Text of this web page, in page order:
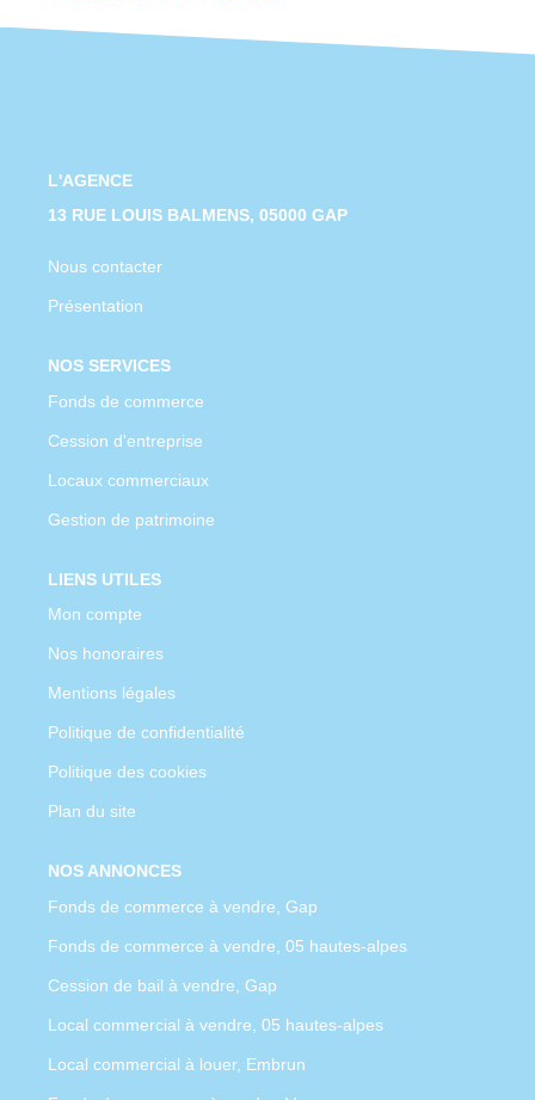
L'AGENCE
13 RUE LOUIS BALMENS, 05000 GAP
Nous contacter
Présentation
NOS SERVICES
Fonds de commerce
Cession d'entreprise
Locaux commerciaux
Gestion de patrimoine
LIENS UTILES
Mon compte
Nos honoraires
Mentions légales
Politique de confidentialité
Politique des cookies
Plan du site
NOS ANNONCES
Fonds de commerce à vendre, Gap
Fonds de commerce à vendre, 05 hautes-alpes
Cession de bail à vendre, Gap
Local commercial à vendre, 05 hautes-alpes
Local commercial à louer, Embrun